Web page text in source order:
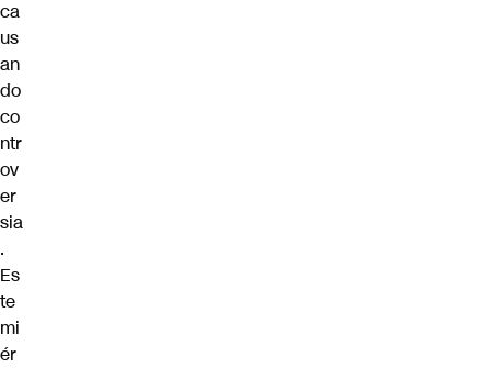
ca
us
an
do
co
ntr
ov
er
sia
.
Es
te
mi
ér